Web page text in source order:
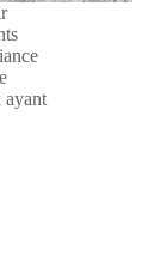
ayant